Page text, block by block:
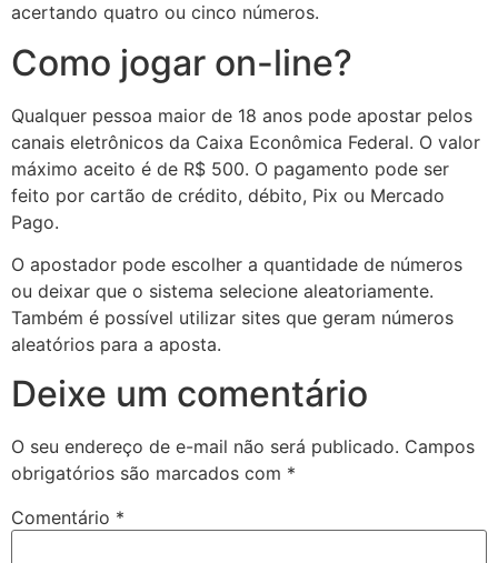
acertando quatro ou cinco números.
Como jogar on-line?
Qualquer pessoa maior de 18 anos pode apostar pelos
canais eletrônicos da Caixa Econômica Federal. O valor
máximo aceito é de R$ 500. O pagamento pode ser
feito por cartão de crédito, débito, Pix ou Mercado
Pago.
O apostador pode escolher a quantidade de números
ou deixar que o sistema selecione aleatoriamente.
Também é possível utilizar sites que geram números
aleatórios para a aposta.
Deixe um comentário
O seu endereço de e-mail não será publicado. Campos
obrigatórios são marcados com *
Comentário *